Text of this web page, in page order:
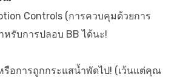
Controls (การควบคุมด้วยการ
หรับการปลอบ BB ได้นะ!
รือการถูกกระแสน้ำพัดไป! (เว้นแต่คุณ